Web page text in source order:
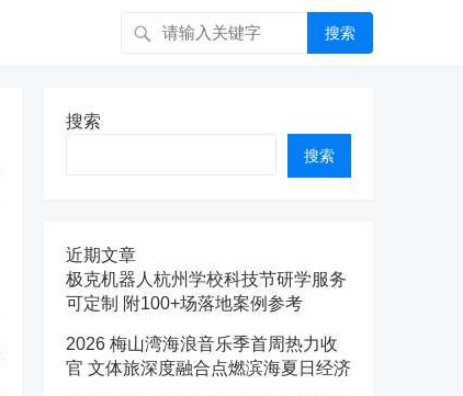
搜索
搜索
搜索
近期文章
极克机器人杭州学校科技节研学服务
可定制 附100+场落地案例参考
2026 梅山湾海浪音乐季首周热力收
官 文体旅深度融合点燃滨海夏日经济